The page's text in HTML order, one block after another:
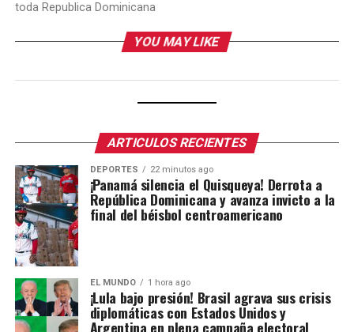
toda Republica Dominicana
YOU MAY LIKE
ARTICULOS RECIENTES
DEPORTES 22 minutos ago
¡Panamá silencia el Quisqueya! Derrota a
República Dominicana y avanza invicto a la
final del béisbol centroamericano
EL MUNDO 1 hora ago
¡Lula bajo presión! Brasil agrava sus crisis
diplomáticas con Estados Unidos y
Argentina en plena campaña electoral